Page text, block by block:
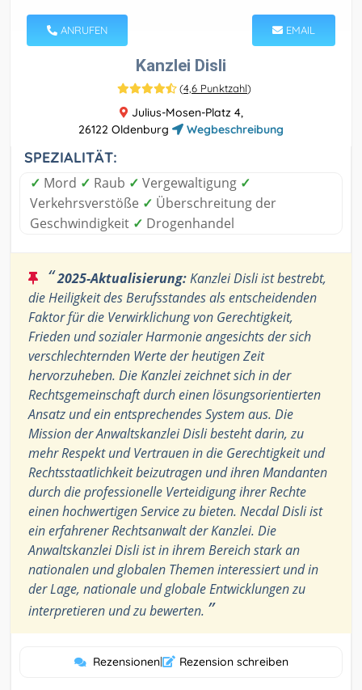
ANRUFEN EMAIL
Kanzlei Disli
(4,6 Punktzahl)
Julius-Mosen-Platz 4,
26122 Oldenburg
Wegbeschreibung
SPEZIALITÄT:
✓ Mord ✓ Raub ✓ Vergewaltigung ✓
Verkehrsverstöße ✓ Überschreitung der
Geschwindigkeit ✓ Drogenhandel
“2025-Aktualisierung:Kanzlei Disli ist bestrebt,
die Heiligkeit des Berufsstandes als entscheidenden
Faktor für die Verwirklichung von Gerechtigkeit,
Frieden und sozialer Harmonie angesichts der sich
verschlechternden Werte der heutigen Zeit
hervorzuheben. Die Kanzlei zeichnet sich in der
Rechtsgemeinschaft durch einen lösungsorientierten
Ansatz und ein entsprechendes System aus. Die
Mission der Anwaltskanzlei Disli besteht darin, zu
mehr Respekt und Vertrauen in die Gerechtigkeit und
Rechtsstaatlichkeit beizutragen und ihren Mandanten
durch die professionelle Verteidigung ihrer Rechte
einen hochwertigen Service zu bieten. Necdal Disli ist
ein erfahrener Rechtsanwalt der Kanzlei. Die
Anwaltskanzlei Disli ist in ihrem Bereich stark an
nationalen und globalen Themen interessiert und in
der Lage, nationale und globale Entwicklungen zu
interpretieren und zu bewerten. ”
Rezensionen| Rezension schreiben